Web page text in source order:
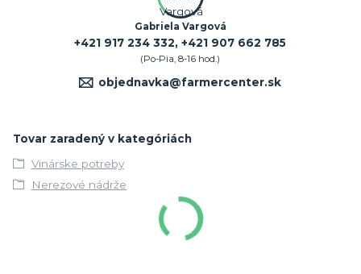
Gabriela Vargová
+421 917 234 332, +421 907 662 785
(Po-Pia, 8-16 hod.)
objednavka@farmercenter.sk
Tovar zaradený v kategóriách
Vinárske potreby
Nerezové nádrže